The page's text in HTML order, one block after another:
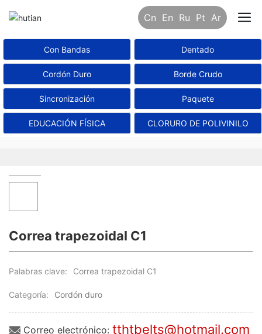
Cn En Ru Pt Ar
Con Bandas Dentado
Cordón Duro Borde Crudo
Sincronización Paquete
EDUCACIÓN FÍSICA CLORURO DE POLIVINILO
Correa trapezoidal C1
Palabras clave: Correa trapezoidal C1
Categoría: Cordón duro
Correo electrónico: tthtbelts@hotmail.com